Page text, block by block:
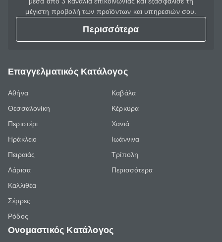
μέγιστη προβολή των προϊόντων και υπηρεσιών σου.
Περισσότερα
Επαγγελματικός Κατάλογος
Αθήνα
Θεσσαλονίκη
Περιστέρι
Ηράκλειο
Πειραιάς
Λάρισα
Καλλιθέα
Σέρρες
Ρόδος
Καβάλα
Κέρκυρα
Χανιά
Ιωάννινα
Τρίπολη
Περισσότερα
Ονομαστικός Κατάλογος